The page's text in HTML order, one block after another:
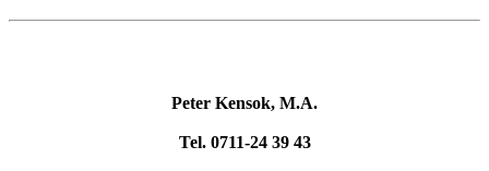
Peter Kensok, M.A.
Tel. 0711-24 39 43